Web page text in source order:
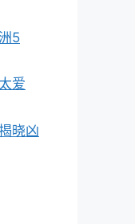
5
爱
晓凶